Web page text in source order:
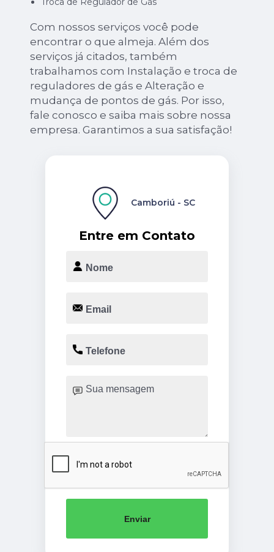
Com nossos serviços você pode
encontrar o que almeja. Além dos
serviços já citados, também
trabalhamos com Instalação e troca de
reguladores de gás e Alteração e
mudança de pontos de gás. Por isso,
fale conosco e saiba mais sobre nossa
empresa. Garantimos a sua satisfação!
Entre em Contato
Camboriú - SC
Enviar